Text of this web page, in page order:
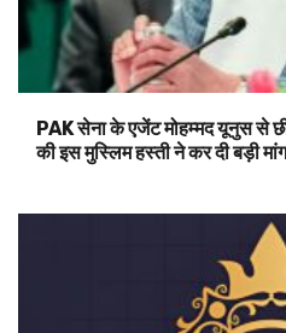
PAK सेना के एजेंट मोहम्मद यूनुस से
की इस मुस्लिम हस्ती ने कर दी बड़ी